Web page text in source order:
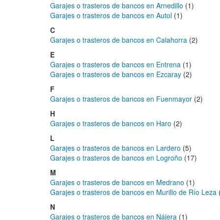
Garajes o trasteros de bancos en Arnedillo (1)
Garajes o trasteros de bancos en Autol (1)
C
Garajes o trasteros de bancos en Calahorra (2)
E
Garajes o trasteros de bancos en Entrena (1)
Garajes o trasteros de bancos en Ezcaray (2)
F
Garajes o trasteros de bancos en Fuenmayor (2)
H
Garajes o trasteros de bancos en Haro (2)
L
Garajes o trasteros de bancos en Lardero (5)
Garajes o trasteros de bancos en Logroño (17)
M
Garajes o trasteros de bancos en Medrano (1)
Garajes o trasteros de bancos en Murillo de Río Leza
N
Garajes o trasteros de bancos en Nájera (1)